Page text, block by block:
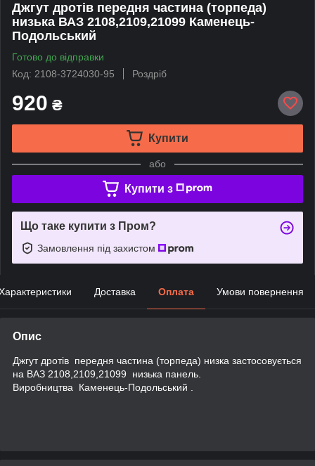
Джгут дротів передня частина (торпеда)
низька ВАЗ 2108,2109,21099 Каменець-
Подольський
Готово до відправки
Код: 2108-3724030-95
Роздріб
920 ₴
Купити
або
Купити з
Що таке купити з Пром?
Замовлення під захистом
Доставка Оплата Умови повернення
Опис
Джгут дротів передня частина (торпеда) низка застосовується
на ВАЗ 2108,2109,21099 низька панель.
Виробництва Каменець-Подольський .